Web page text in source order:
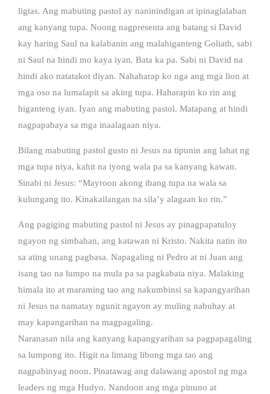
ligtas. Ang mabuting pastol ay naninindigan at ipinaglalaban
ang kanyang tupa. Noong nagpresenta ang batang si David
kay haring Saul na kalabanin ang malahiganteng Goliath, sabi
ni Saul na hindi mo kaya iyan. Bata ka pa. Sabi ni David na
hindi ako natatakot diyan. Nahaharap ko nga ang mga lion at
mga oso na lumalapit sa aking tupa. Haharapin ko rin ang
higanteng iyan. Iyan ang mabuting pastol. Matapang at hindi
nagpapabaya sa mga inaalagaan niya.
Bilang mabuting pastol gusto ni Jesus na tipunin ang lahat ng
mga tupa niya, kahit na iyong wala pa sa kanyang kawan.
Sinabi ni Jesus: “Mayroon akong ibang tupa na wala sa
kulungang ito. Kinakailangan na sila’y alagaan ko rin.”
Ang pagiging mabuting pastol ni Jesus ay pinagpapatuloy
ngayon ng simbahan, ang katawan ni Kristo. Nakita natin ito
sa ating unang pagbasa. Napagaling ni Pedro at ni Juan ang
isang tao na lumpo na mula pa sa pagkabata niya. Malaking
himala ito at maraming tao ang nakumbinsi sa kapangyarihan
ni Jesus na namatay ngunit ngayon ay muling nabuhay at
may kapangarihan na magpagaling.
Naranasan nila ang kanyang kapangyarihan sa pagpapagaling
sa lumpong ito. Higit na limang libong mga tao ang
nagpabinyag noon. Pinatawag ang dalawang apostol ng mga
leaders ng mga Hudyo. Nandoon ang mga pinuno at